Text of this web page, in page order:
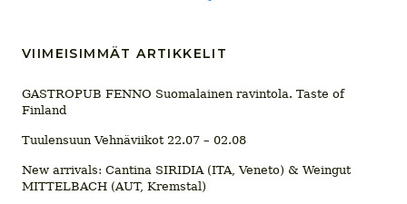
VIIMEISIMMÄT ARTIKKELIT
GASTROPUB FENNO Suomalainen ravintola. Taste of
Finland
Tuulensuun Vehnäviikot 22.07 – 02.08
New arrivals: Cantina SIRIDIA (ITA, Veneto) & Weingut
MITTELBACH (AUT, Kremstal)